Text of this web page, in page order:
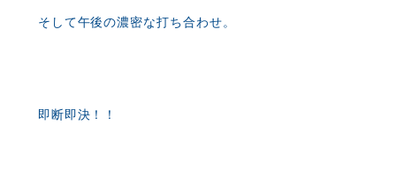
そして午後の濃密な打ち合わせ。
即断即決！！